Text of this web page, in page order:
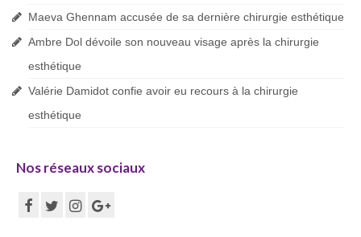
Maeva Ghennam accusée de sa dernière chirurgie esthétique
Ambre Dol dévoile son nouveau visage après la chirurgie
esthétique
Valérie Damidot confie avoir eu recours à la chirurgie
esthétique
Nos réseaux sociaux